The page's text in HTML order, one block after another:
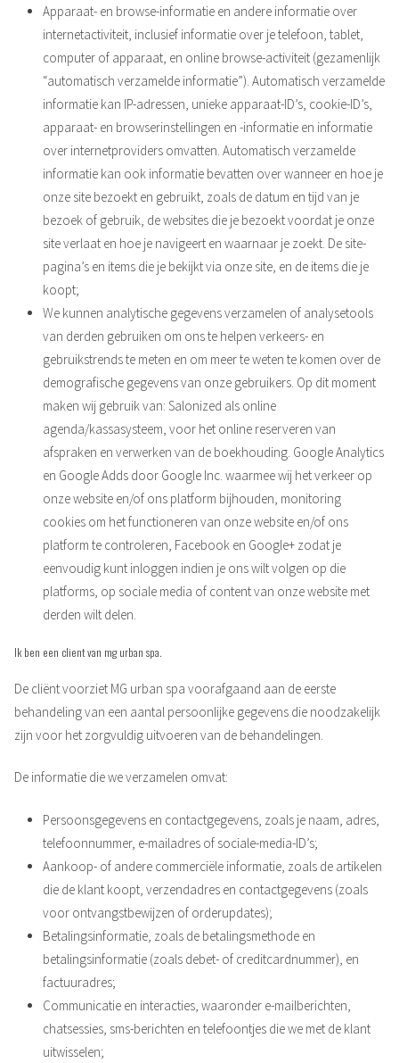
Apparaat- en browse-informatie en andere informatie over
internetactiviteit, inclusief informatie over je telefoon, tablet,
computer of apparaat, en online browse-activiteit (gezamenlijk
“automatisch verzamelde informatie”). Automatisch verzamelde
informatie kan IP-adressen, unieke apparaat-ID’s, cookie-ID’s,
apparaat- en browserinstellingen en -informatie en informatie
over internetproviders omvatten. Automatisch verzamelde
informatie kan ook informatie bevatten over wanneer en hoe je
onze site bezoekt en gebruikt, zoals de datum en tijd van je
bezoek of gebruik, de websites die je bezoekt voordat je onze
site verlaat en hoe je navigeert en waarnaar je zoekt. De site-
pagina’s en items die je bekijkt via onze site, en de items die je
koopt;
We kunnen analytische gegevens verzamelen of analysetools
van derden gebruiken om ons te helpen verkeers- en
gebruikstrends te meten en om meer te weten te komen over de
demografische gegevens van onze gebruikers. Op dit moment
maken wij gebruik van: Salonized als online
agenda/kassasysteem, voor het online reserveren van
afspraken en verwerken van de boekhouding. Google Analytics
en Google Adds door Google Inc. waarmee wij het verkeer op
onze website en/of ons platform bijhouden, monitoring
cookies om het functioneren van onze website en/of ons
platform te controleren, Facebook en Google+ zodat je
eenvoudig kunt inloggen indien je ons wilt volgen op die
platforms, op sociale media of content van onze website met
derden wilt delen.
Ik ben een client van mg urban spa.
De cliënt voorziet MG urban spa voorafgaand aan de eerste
behandeling van een aantal persoonlijke gegevens die noodzakelijk
zijn voor het zorgvuldig uitvoeren van de behandelingen.
De informatie die we verzamelen omvat:
Persoonsgegevens en contactgegevens, zoals je naam, adres,
telefoonnummer, e-mailadres of sociale-media-ID’s;
Aankoop- of andere commerciële informatie, zoals de artikelen
die de klant koopt, verzendadres en contactgegevens (zoals
voor ontvangstbewijzen of orderupdates);
Betalingsinformatie, zoals de betalingsmethode en
betalingsinformatie (zoals debet- of creditcardnummer), en
factuuradres;
Communicatie en interacties, waaronder e-mailberichten,
chatsessies, sms-berichten en telefoontjes die we met de klant
uitwisselen;